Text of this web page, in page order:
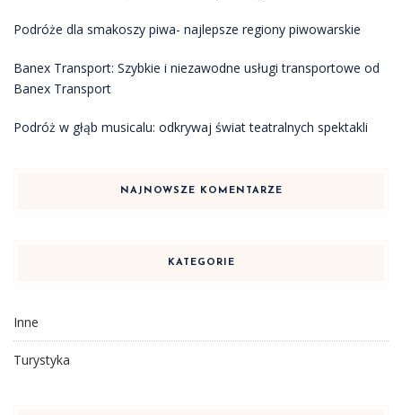
Podróże dla smakoszy piwa- najlepsze regiony piwowarskie
Banex Transport: Szybkie i niezawodne usługi transportowe od
Banex Transport
Podróż w głąb musicalu: odkrywaj świat teatralnych spektakli
NAJNOWSZE KOMENTARZE
KATEGORIE
Inne
Turystyka